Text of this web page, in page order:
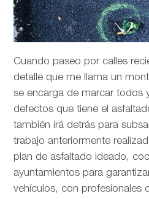
Cuando paseo por calles
detalle que me llama un
se encarga de marcar todos
defectos que tiene el
también irá detrás para
trabajo anteriormente
plan de asfaltado ideado,
ayuntamientos para
vehículos, con profesionales